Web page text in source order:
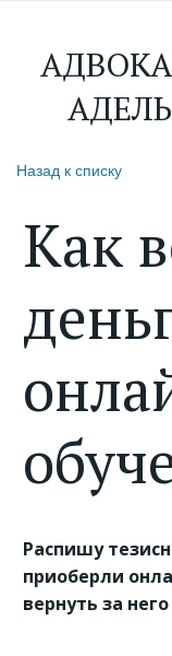
Назад к списку
Как
Распишу
приоберли
вернуть за